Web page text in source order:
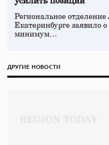
Региональное
Екатеринбурге заявило
минимум…
ДРУГИЕ НОВОСТИ